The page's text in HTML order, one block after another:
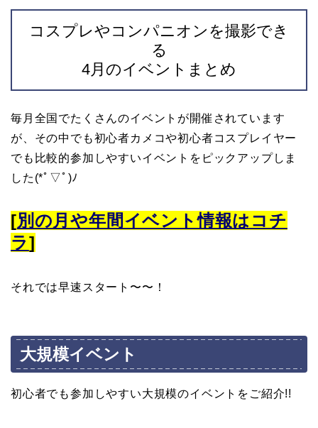
コスプレやコンパニオンを撮影でき
る
4月のイベントまとめ
毎月全国でたくさんのイベントが開催されています
が、その中でも初心者カメコや初心者コスプレイヤー
でも比較的参加しやすいイベントをピックアップしま
した(*ﾟ▽ﾟ)ﾉ
[別の月や年間イベント情報はコチ
ラ]
それでは早速スタート〜〜！
大規模イベント
初心者でも参加しやすい大規模のイベントをご紹介!!